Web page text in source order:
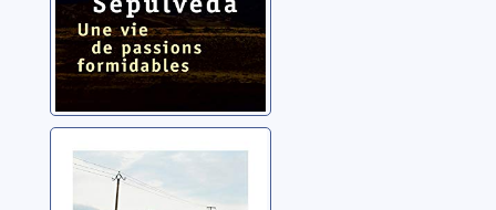
Les grandes
villes n'existent